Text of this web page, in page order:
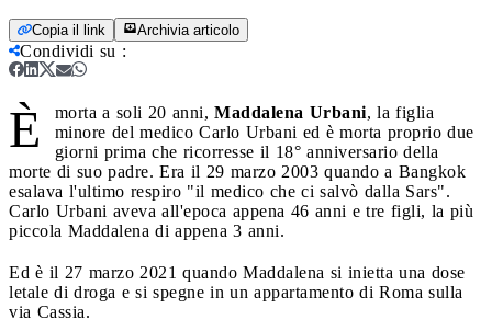
Copia il link Archivia articolo
Condividi su :
È morta a soli 20 anni, Maddalena Urbani, la figlia
minore del medico Carlo Urbani ed è morta proprio due
giorni prima che ricorresse il 18° anniversario della
morte di suo padre. Era il 29 marzo 2003 quando a Bangkok
esalava l'ultimo respiro "il medico che ci salvò dalla Sars".
Carlo Urbani aveva all'epoca appena 46 anni e tre figli, la più
piccola Maddalena di appena 3 anni.
Ed è il 27 marzo 2021 quando Maddalena si inietta una dose
letale di droga e si spegne in un appartamento di Roma sulla
via Cassia.